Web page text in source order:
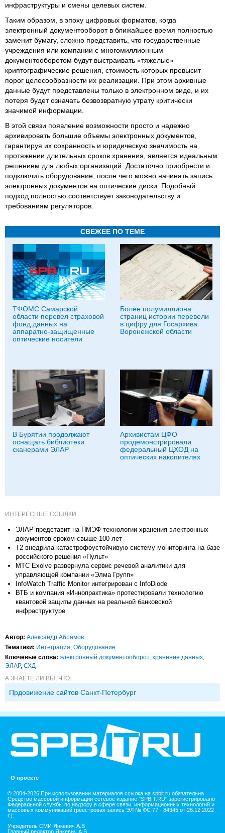
инфраструктуры и смены целевых систем.
Таким образом, в эпоху цифровых форматов, когда
электронный документооборот в ближайшее время полностью
заменит бумагу, сложно представить, что государственные
учреждения или компании с многомиллионным
документооборотом будут выстраивать «тяжелые»
криптографические решения, стоимость которых превысит
порог целесообразности их реализации. При этом архивные
данные будут представлены только в электронном виде, и их
потеря будет означать безвозвратную утрату критически
значимой информации.
В этой связи появление возможности просто и надежно
архивировать большие объемы электронных документов,
гарантируя их сохранность и юридическую значимость на
протяжении длительных сроков хранения, является идеальным
решением для любых организаций. Достаточно приобрести и
подключить оборудование, после чего можно начинать запись
электронных документов на оптические диски. Подобный
подход полностью соответствует законодательству и
требованиям регуляторов.
СВЕЖЕЕ ПО ТЕМЕ
ТФОМС Самарской
области перевел страховой
фонд данных на
аппаратно-защищенные
оптические носители
Более полумиллиона
страниц истории перевели
в цифру для Госархива
Воронежской области
В Бурятии продолжают
оснащать библиотеки
сканерами ЭЛАР
Архивистам ЦФО
продемонстрировали
федеральный ЦХОД на
оптических накопителях
ИНТЕРЕСНЫЕ ССЫЛКИ
ЭЛАР представит на ПМЭФ технологии хранения электронных
документов сроком свыше 100 лет
Т2 внедрила катастрофоустойчивую систему мониторинга на базе
российского решения «Пульт»
МТС Exolve развернула сервис речевой аналитики для
управляющей компании «Элма Групп»
InfoWatch Traffic Monitor интегрирован с InfoDiode
ВТБ и компания «Иннопрактика» протестировали технологию
квантовой защиты данных на реальной банковской
инфраструктуре
Автор: Александр Абрамов.
Тематики: Интеграция, Оборудование
Ключевые слова: электронный документооборот, хранение данных,
ЭЛАР, СХД
А ЗНАЕТЕ ЛИ ВЫ, ЧТО:
Прдовижение сайтов Санкт-Петербург
О проекте
© 2004-2026 При использовании материалов ссылка на spbit.ru обязательна
Средство массовой информации сетевое издание "SPBIT.RU" зарегистрировано
Федеральной службы по надзору в сфере связи, информационных технологий и
массовых коммуникаций (реестровая запись ЭЛ № ФС 77 - 84345 от 26.12.2022
г.).
Учредитель СМИ Янкевич А.В
Главный редактор Янкевич А.В